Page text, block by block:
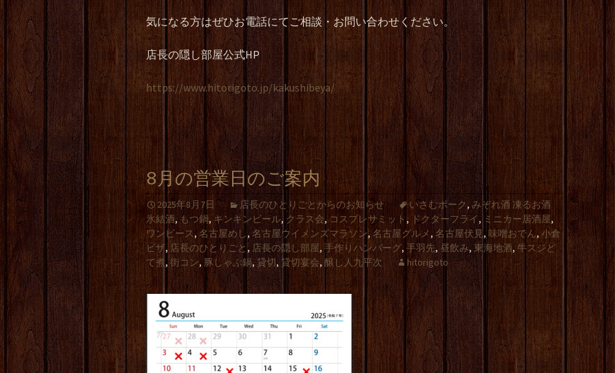
気になる方はぜひお電話にてご相談・お問い合わせください。
店長の隠し部屋公式HP
https://www.hitorigoto.jp/kakushibeya/
8月の営業日のご案内
2025年8月7日 店長のひとりごとからのお知らせ いさむポーク,みぞれ酒 凍るお酒
氷結酒, もつ鍋,キンキンビール, クラス会,コスプレサミット , ドクターフライ, ミニカー居酒屋,
ワンピース,名古屋めし, 名古屋ウイメンズマラソン,名古屋グルメ , 名古屋伏見,味噌おでん, 小倉
ピザ,店長のひとりごと , 店長の隠し部屋, 手作りハンバーグ, 手羽先, 昼飲み, 東海地酒,牛スジど
て煮, 街コン, 豚しゃぶ鍋,貸切, 貸切宴会, 醸し人九平次 hitorigoto